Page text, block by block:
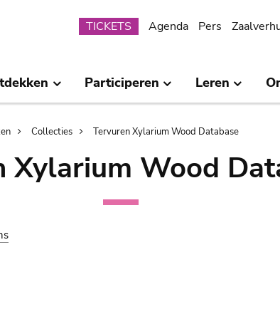
Submenu
TICKETS Agenda Pers
Participeren Leren
Collecties Tervuren Xylarium Wood Database
Xylarium Wood